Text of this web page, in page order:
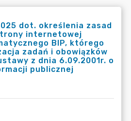
dot. określenia zasad
internetowej
BIP, którego
zadań i obowiązków
z dnia 6.09.2001r. o
publicznej